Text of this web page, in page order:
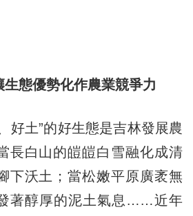
態優勢化作農業競爭力
土”的好生態是吉林發展農
長白山的皚皚白雪融化成清
下沃土；當松嫩平原廣袤無
著醇厚的泥土氣息……近年